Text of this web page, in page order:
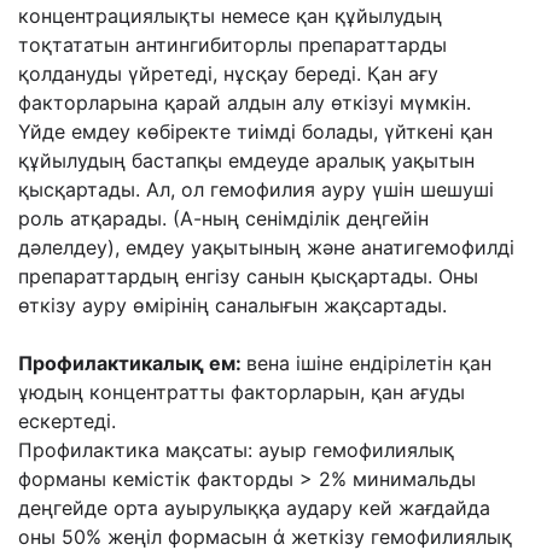
концентрациялықты немесе қан құйылудың
тоқтататын антингибиторлы препараттарды
қолдануды үйретеді, нұсқау береді. Қан ағу
факторларына қарай алдын алу өткізуі мүмкін.
Үйде емдеу көбіректе тиімді болады, үйткені қан
құйылудың бастапқы емдеуде аралық уақытын
қысқартады. Ал, ол гемофилия ауру үшін шешуші
роль атқарады. (А-ның сенімділік деңгейін
дəлелдеу), емдеу уақытының жəне анатигемофилді
препараттардың енгізу санын қысқартады. Оны
өткізу ауру өмірінің саналығын жақсартады.
Профилактикалық ем: вена ішіне ендірілетін қан
ұюдың концентратты факторларын, қан ағуды
ескертеді.
Профилактика мақсаты: ауыр гемофилиялық
форманы кемістік факторды > 2% минимальды
деңгейде орта ауырулыққа аудару кей жағдайда
оны 50% жеңіл формасын ά жеткізу гемофилиялық